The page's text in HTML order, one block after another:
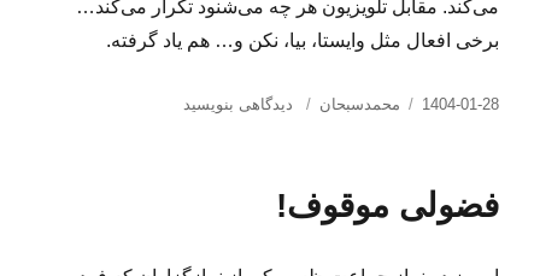
می‌کند. مقابل تلویزیون هر چه می‌شنود تکرار می‌کند…
برخی افعال مثل وایستا، بیا، نکن و… هم یاد گرفته.
ارسال
1404-01-28 دسته‌ها
محمدسبحان
برای
دیدگاهی بنویسید
فضولی موقوف!